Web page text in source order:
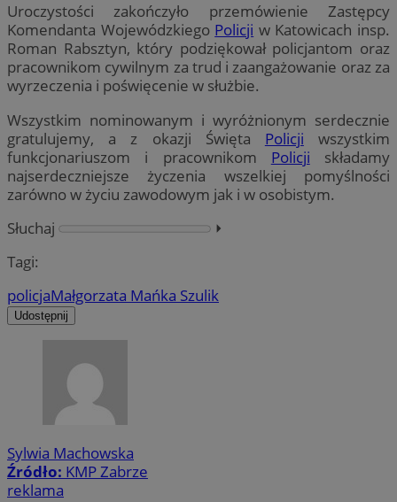
Uroczystości zakończyło przemówienie Zastępcy
Komendanta Wojewódzkiego Policji w Katowicach insp.
Roman Rabsztyn, który podziękował policjantom oraz
pracownikom cywilnym za trud i zaangażowanie oraz za
wyrzeczenia i poświęcenie w służbie.
Wszystkim nominowanym i wyróżnionym serdecznie
gratulujemy, a z okazji Święta Policji wszystkim
funkcjonariuszom i pracownikom Policji składamy
najserdeczniejsze życzenia wszelkiej pomyślności
zarówno w życiu zawodowym jak i w osobistym.
Słuchaj
⏵︎
Tagi:
policjaMałgorzata Mańka Szulik
Udostępnij
Sylwia Machowska
Źródło: KMP Zabrze
reklama